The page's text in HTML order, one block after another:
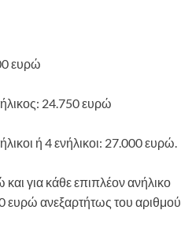
ευρώ
24.750 ευρώ
ή 4 ενήλικοι: 27.000 ευρώ.
για κάθε επιπλέον ανήλικο
ευρώ ανεξαρτήτως του αριθμού